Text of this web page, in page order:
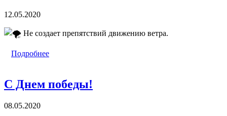
12.05.2020
Не создает препятствий движению ветра.
Подробнее
С Днем победы!
08.05.2020